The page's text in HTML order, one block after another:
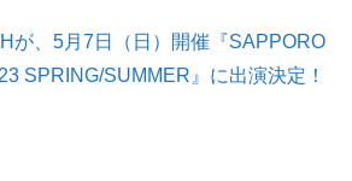
が、5月7日（日）開催『SAPPORO
SPRING/SUMMER』に出演決定！